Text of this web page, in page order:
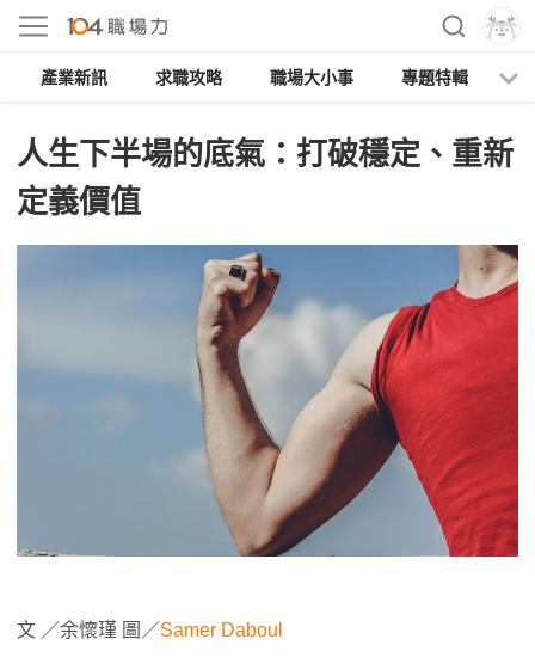
產業新訊 求職攻略 職場大小事 專題特輯
人生下半場的底氣：打破穩定、重新
定義價值
文 ／余懷瑾 圖／Samer Daboul